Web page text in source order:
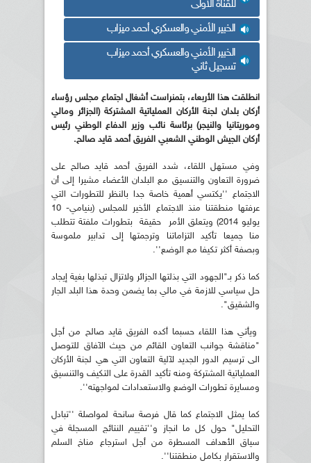
للقناة الأولى
الخبير الأمني والعسكري أحمد ميزاب
الخبير الأمني والعسكري أحمد ميزاب
تسجيل ثاني
انطلقت هذا الأربعاء، بتمنراست أشغال اجتماع مجلس رؤساء
أركان بلدان لجنة الأركان العملياتية المشتركة (الجزائر ومالي
وموريتانيا والنيجر) برئاسة نائب وزير الدفاع الوطني رئيس
أركان الجيش الوطني الشعبي الفريق أحمد قايد صالح.
وفي مستهل اللقاء، شدد الفريق أحمد قايد صالح على
ضرورة التعاون والتنسيق مع البلدان الأعضاء مشيرا إلى أن
الاجتماع ''يكتسي أهمية خاصة جدا بالنظر للتطورات التي
عرفتها منطقتنا منذ الاجتماع الأخير للمجلس (بنيامي- 10
يوليو 2014) ويتعلق الأمر حقيقة بتطورات ملفتة تتطلب
منا جميعا تأكيد التزاماتنا وترجمتها إلى تدابير ملموسة
وبصفة أكثر تكيفا مع الوضع''.
كما ذكر بـ"الجهود التي بذلتها الجزائر ولاتزال تبذلها بغية إيجاد
حل سياسي للازمة في مالي بما يضمن وحدة هذا البلد الجار
والشقيق".
ويأتي هذا اللقاء حسبما أكده الفريق قايد صالح من أجل
"مناقشة جوانب التعاون القائم من حيث الآفاق للتوصل
الى ترسيم الدور الجديد لآلية التعاون التي هي لجنة الأركان
العملياتية المشتركة ومنه تأكيد القدرة على التكيف والتنسيق
ومسايرة تطورات الوضع والاستعدادات لمواجهته''.
كما يمثل الاجتماع كما قال فرصة سانحة لمواصلة ''تبادل
التحليل" حول كل ما انجاز و''تقييم النتائج المسجلة في
سياق الأهداف المسطرة من أجل استرجاع مناخ السلم
والاستقرار بكامل منطقتنا''.